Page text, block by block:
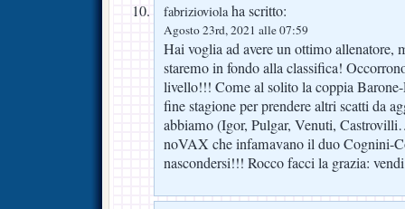
fabrizioviolaha scritto:
Agosto 23rd, 2021 alle 07:59
Hai voglia ad avere un ottimo allenatore,
staremo in fondo alla classifica!
livello!!! Come al solito la coppia Barone-
fine stagione per prendere altri scatti da
abbiamo (Igor, Pulgar, Venuti,
noVAX che infamavano il duo Cognini-
nascondersi!!! Rocco facci la grazia: